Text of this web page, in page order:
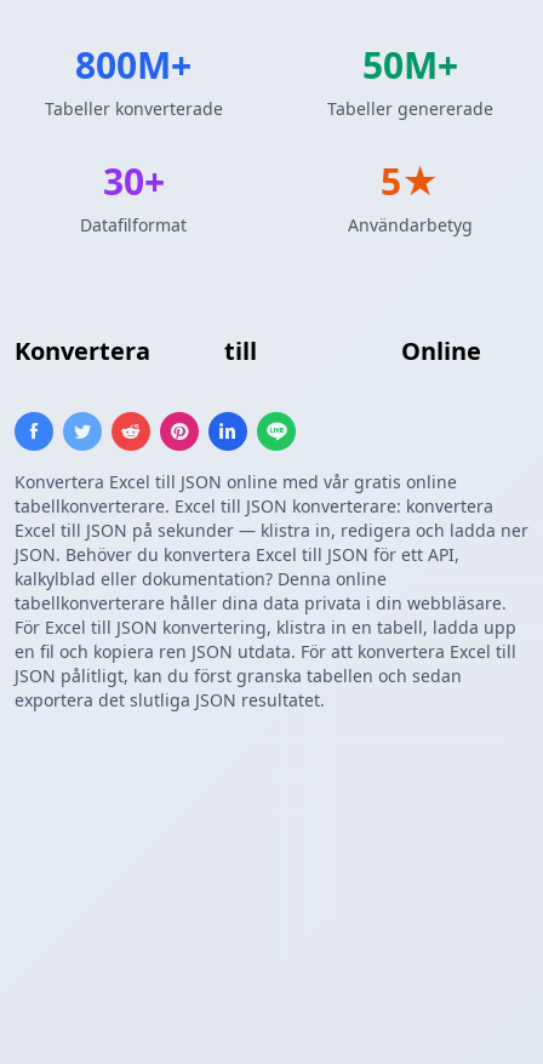
Konvertera till Online
Konvertera Excel till JSON online med vår gratis online
tabellkonverterare. Excel till JSON konverterare: konvertera
Excel till JSON på sekunder — klistra in, redigera och ladda ner
JSON. Behöver du konvertera Excel till JSON för ett API,
kalkylblad eller dokumentation? Denna online
tabellkonverterare håller dina data privata i din webbläsare.
För Excel till JSON konvertering, klistra in en tabell, ladda upp
en fil och kopiera ren JSON utdata. För att konvertera Excel till
JSON pålitligt, kan du först granska tabellen och sedan
exportera det slutliga JSON resultatet.
800M+
Tabeller konverterade
50M+
Tabeller genererade
30+
Datafilformat
5★
Användarbetyg